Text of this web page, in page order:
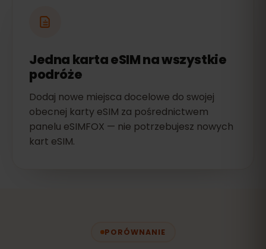
Jedna karta eSIM na wszystkie
podróże
Dodaj nowe miejsca docelowe do swojej
obecnej karty eSIM za pośrednictwem
panelu eSIMFOX — nie potrzebujesz nowych
kart eSIM.
PORÓWNANIE